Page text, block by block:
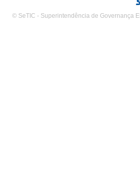
© SeTIC - Superintendência de Governança